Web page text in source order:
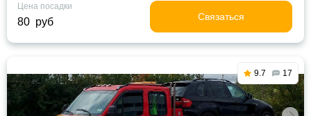
Цена посадки
80 руб Связаться
9.7 17